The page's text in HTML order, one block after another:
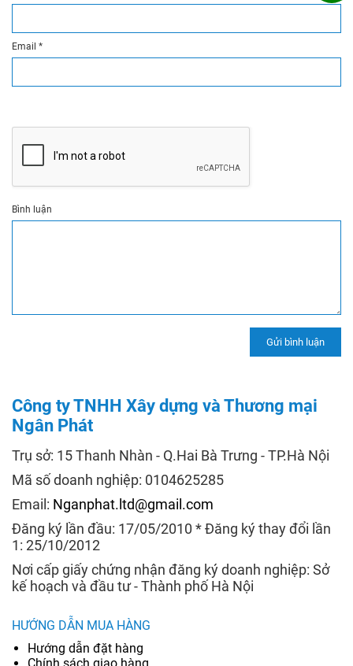
Email *
Bình luận
Công ty TNHH Xây dựng và Thương mại
Ngân Phát
Trụ sở: 15 Thanh Nhàn - Q.Hai Bà Trưng - TP.Hà Nội
Mã số doanh nghiệp: 0104625285
Email: Nganphat.ltd@gmail.com
Đăng ký lần đầu: 17/05/2010 * Đăng ký thay đổi lần
1: 25/10/2012
Nơi cấp giấy chứng nhận đăng ký doanh nghiệp: Sở
kế hoạch và đầu tư - Thành phố Hà Nội
HƯỚNG DẪN MUA HÀNG
Hướng dẫn đặt hàng